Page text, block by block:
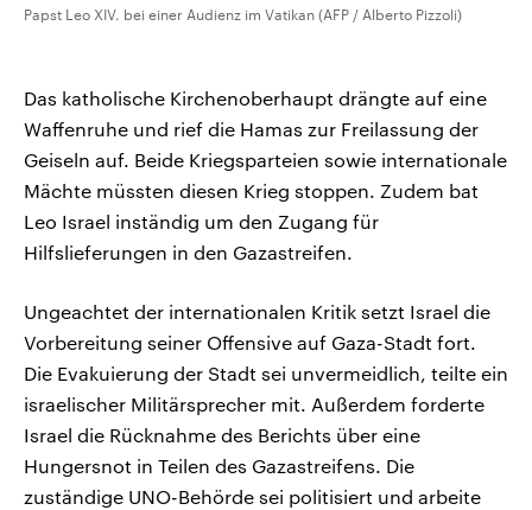
Papst Leo XIV. bei einer Audienz im Vatikan (AFP / Alberto Pizzoli)
Das katholische Kirchenoberhaupt drängte auf eine
Waffenruhe und rief die Hamas zur Freilassung der
Geiseln auf. Beide Kriegsparteien sowie internationale
Mächte müssten diesen Krieg stoppen. Zudem bat
Leo Israel inständig um den Zugang für
Hilfslieferungen in den Gazastreifen.
Ungeachtet der internationalen Kritik setzt Israel die
Vorbereitung seiner Offensive auf Gaza-Stadt fort.
Die Evakuierung der Stadt sei unvermeidlich, teilte ein
israelischer Militärsprecher mit. Außerdem forderte
Israel die Rücknahme des Berichts über eine
Hungersnot in Teilen des Gazastreifens. Die
zuständige UNO-Behörde sei politisiert und arbeite